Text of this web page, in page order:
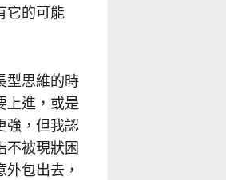
它的可能
型思維的時
上進，或是
強，但我認
不被現狀困
包出去，